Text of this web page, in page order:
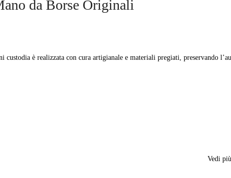
da Borse Originali
è realizzata con cura artigianale e materiali pregiati, preservando
Vedi